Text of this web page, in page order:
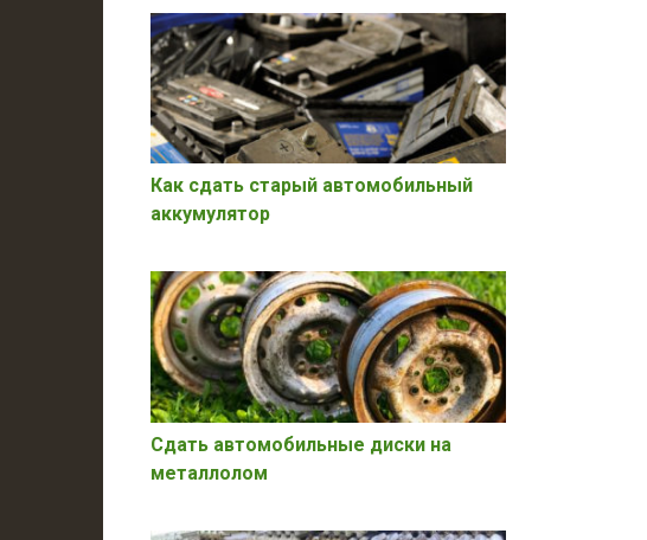
Как сдать старый автомобильный
аккумулятор
Сдать автомобильные диски на
металлолом